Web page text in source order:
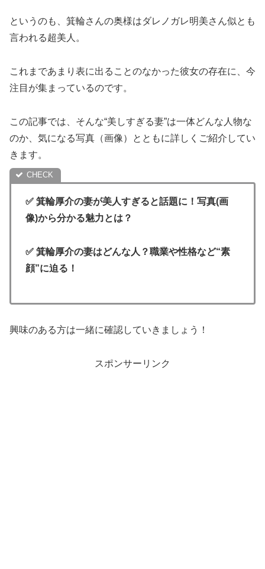
というのも、箕輪さんの奥様はダレノガレ明美さん似とも
言われる超美人。
これまであまり表に出ることのなかった彼女の存在に、今
注目が集まっているのです。
この記事では、そんな“美しすぎる妻”は一体どんな人物な
のか、気になる写真（画像）とともに詳しくご紹介してい
きます。
✅ 箕輪厚介の妻が美人すぎると話題に！写真(画
像)から分かる魅力とは？
✅ 箕輪厚介の妻はどんな人？職業や性格など“素
顔”に迫る！
興味のある方は一緒に確認していきましょう！
スポンサーリンク